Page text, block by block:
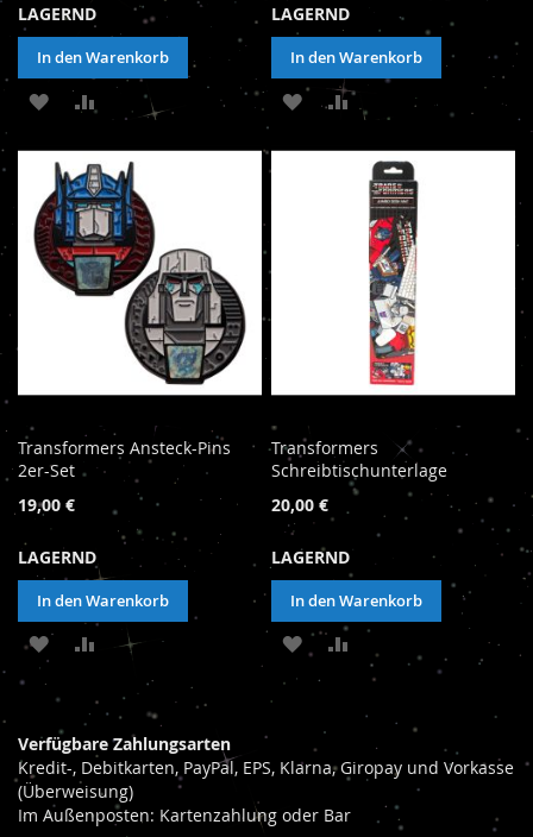
LAGERND
In den Warenkorb
ZUR
HINZUFÜGEN
HINZUFÜGEN
LAGERND
In den Warenkorb
ZUR
HINZUFÜGEN
ZUR
HINZUFÜGEN
Transformers Ansteck-Pins
2er-Set
19,00 €
LAGERND
In den Warenkorb
ZUR
WUNSCHLISTE
HINZUFÜGEN
ZUR
VERGLEICHSLISTE
HINZUFÜGEN
Transformers
Schreibtischunterlage
20,00 €
LAGERND
In den Warenkorb
ZUR
WUNSCHLISTE
HINZUFÜGEN
VERGLEICHSLISTE
HINZUFÜGEN
Verfügbare Zahlungsarten
Kredit-, Debitkarten, PayPal, EPS, Klarna, Giropay und Vorkasse
(Überweisung)
Im Außenposten: Kartenzahlung oder Bar